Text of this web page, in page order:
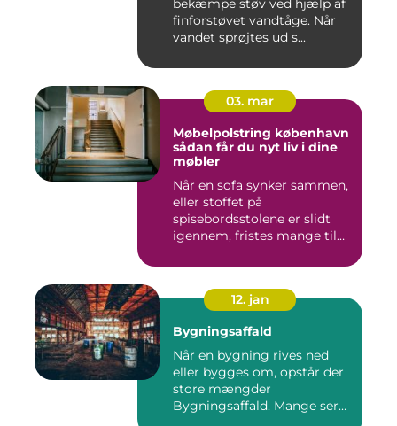
bekæmpe støv ved hjælp af
finforstøvet vandtåge. Når
vandet sprøjtes ud s...
03. mar
Møbelpolstring københavn
sådan får du nyt liv i dine
møbler
Når en sofa synker sammen,
eller stoffet på
spisebordsstolene er slidt
igennem, fristes mange til
12. jan
Bygningsaffald
Når en bygning rives ned
eller bygges om, opstår der
store mængder
Bygningsaffald. Mange ser